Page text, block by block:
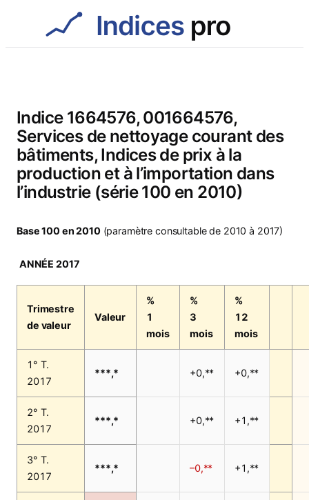
Indice 1664576, 001664576,
Services de nettoyage courant des
bâtiments, Indices de prix à la
production et à l’importation dans
l’industrie (série 100 en 2010)
Base 100 en 2010 (paramètre consultable de 2010 à 2017)
ANNÉE 2017
Trimestre
de valeur
Valeur
%
1
mois
%
3
mois
%
12
mois
1° T.
2017
***,* +0,** +0,**
2° T.
2017
***,* +0,** +1,**
3° T.
2017
***,* –0,** +1,**